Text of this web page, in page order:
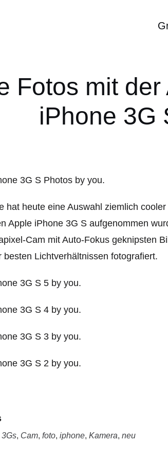
Fotos mit
iPhone 3G
hat heute eine Auswahl ziemlich
Apple iPhone 3G S aufgenommen
Cam mit Auto-Fokus geknipsten
besten Lichtverhältnissen fotografiert.
3Gs, Cam, foto, iphone, Kamera, neu